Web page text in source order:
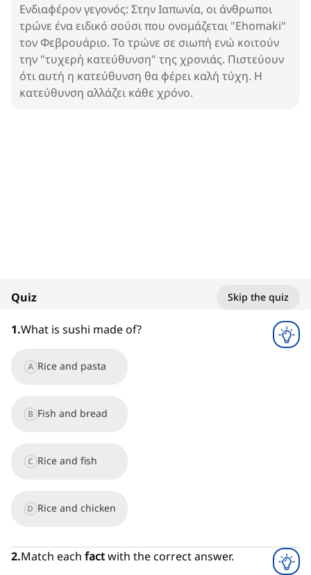
Ενδιαφέρον γεγονός: Στην Ιαπωνία, οι άνθρωποι
τρώνε ένα ειδικό σούσι που ονομάζεται "Ehomaki"
τον Φεβρουάριο. Το τρώνε σε σιωπή ενώ κοιτούν
την "τυχερή κατεύθυνση" της χρονιάς. Πιστεύουν
ότι αυτή η κατεύθυνση θα φέρει καλή τύχη. Η
κατεύθυνση αλλάζει κάθε χρόνο.
1x
Quiz Skip the quiz
1.What is sushi made of?
A Rice and pasta
B Fish and bread
C Rice and fish
D Rice and chicken
2.Match each factwith the correct answer.